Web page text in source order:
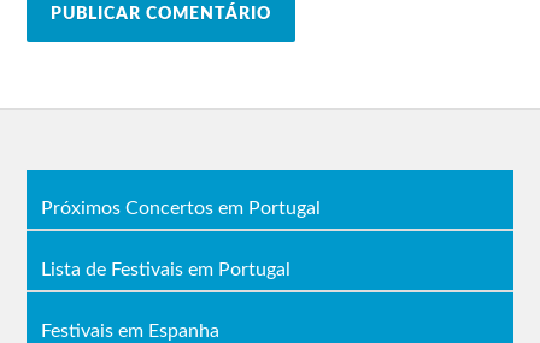
Próximos Concertos em Portugal
Lista de Festivais em Portugal
Festivais em Espanha